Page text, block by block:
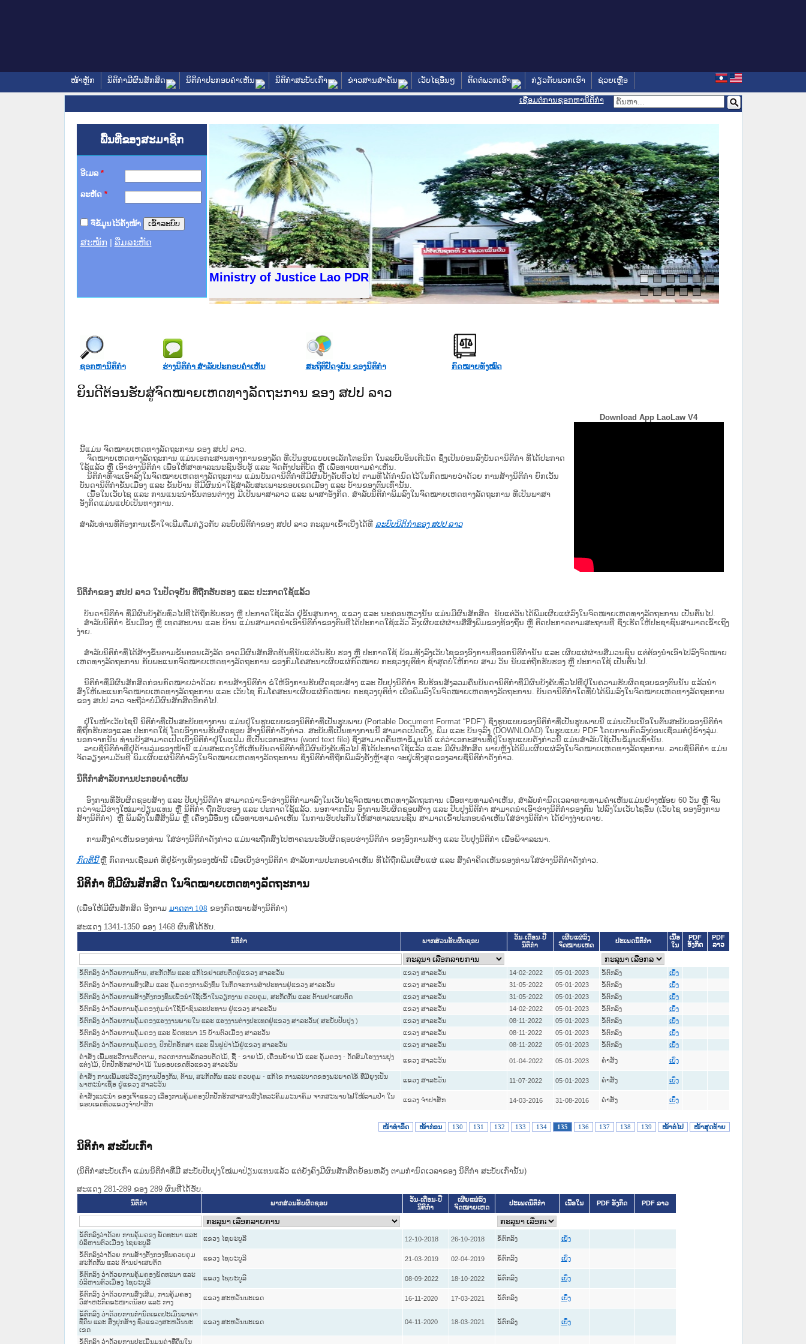
ໜ້າຫຼັກ ນິຕິກໍາມີຜົນສັກສິດ ນິຕິກໍາປະກອບຄໍາເຫັນ ນິຕິກໍາສະບັບເກົ່າ ຂ່າວສານສໍາຄັນ ເວັບໄຊອື່ນໆ ຕິດຕໍ່ພວກເຮົາ ກ່ຽວກັບພວກເຮົາ ຊ່ວຍເຫຼືອ
ເຊື່ອມຕໍ່ການຊອກຫານິຕິກຳ
ພື້ນທີ່ຂອງສະມາຊິກ
ອີເມລ *
ລະຫັດ *
ຈື່ຂໍ້ມູນໄວ້ຄັ້ງໜ້າ
ສະໝັກ ລືມລະຫັດ
Ministry of Justice Lao PDR
ານສະພາປະຊາຊົນ ພາກເໜືອ
ທາງລັດຖະການ
ສຳລັບ ພາກກາງ
ສຳລັບ ພາກໃຕ້
ວິທະຍາຄານຕຳຫຼວດປະຊາຊົນ
ວິທະຍາຄານສັນຕິບານປະຊາຊົນ
ຂັ້ນແຂວງພາກເໜືອ
ານສະພາປະຊາຊົນ ພາກກາງ
ຊອກຫານິຕິກໍາ ຮ່າງນິຕິກໍາ ສໍາລັບປະກອບຄໍາເຫັນ ສະຖິຕິປັດຈຸບັນ ຂອງນິຕິກໍາ ກົດໝາຍທັງໝົດ
ຍິນດີຕ້ອນຮັບສູ່ຈົດໝາຍເຫດທາງລັດຖະການ ຂອງ ສປປ ລາວ
ນີ້ແມ່ນ ຈົດໝາຍເຫດທາງລັດຖະການ ຂອງ ສປປ ລາວ.
ຈົດໝາຍເຫດທາງລັດຖະການ ແມ່ນ​ເອ​ກະ​ສານ​ທາງ​ການ​ຂອງ​ລັດ ທີ່​ເປັນ​ຮູບ​ແບບ​ເອ​ເລັກ​ໂຕ​ຣ​ນິກ ໃນ​ລະ​ບົບ​ອິນ​ເຕີ​ເນັດ ຊຶ່ງ​ເປັນ​ບ່ອນ​ລົງ​ບັນ​ດາ​ນິ​ຕິ​ກຳ ທີ່ໄດ້ປະກາດ
ໃຊ້ແລ້ວ ຫຼື ເອົາຮ່າງນິຕິກໍາ ເພື່ອໃຫ້​ສາ​ທາ​ລະ​ນະ​ຊົນ​ຮັບ​ຮູ້ ແລະ ຈັດ​ຕັ້ງ​ປະ​ຕິ​ບັດ ຫຼື ເພື່ອທາບທາມຄໍາເຫັນ.
ນິ​ຕິ​ກຳ​ທີ່​ຈະ​ເອົາ​ລົງ​ໃນ​ຈົດ​ໝາຍ​ເຫດ​ທາງ​ລັດ​ຖະ​ການ ​ແມ່ນ​ບັນ​ດາ​ນິ​ຕິ​ກຳ​ທີ່​ມີ​ຜົນ​ບັງ​ຄັບ​ທົ່ວ​ໄປ ຕາມ​ທີ່​ໄດ້​ກຳ​ນົດ​ໄວ້​ໃນ​ກົດ​ໝາຍ​ວ່າ​ດ້ວຍ​ ການ​ສ້າງ​ນິ​ຕິ​ກຳ ຍົກ​ເວັ້ນ​
ບັນ​ດານິ​ຕິ​ກຳ​ຂັ້ນ​ເມືອງ ແລະ ຂັ້ນ​ບ້ານ ​ທີ່​ມີ​ຜົນ​ນຳ​ໃຊ້​ສຳ​ລັບ​ສະ​ເພາະ​ຂອບ​ເຂດ​ເມືອງ ແລະ ບ້ານ​ຂອງ​ຕົນ​ເທົ່າ​ນັ້ນ.
ເນື້ອໃນ​ເວັບ​ໄຊ​ ແລະ ການແນະນໍາຂັ້ນຕອນຕ່າງໆ ມີເປັນພາສາລາວ ແລະ ພາສາອັງກິດ. ສໍາລັບນິຕິກຳພິມລົງໃນຈົດໝາຍເຫດທາງລັດຖະການ ທີ່ເປັນພາສາ
ອັງກິດແມ່ນແປບໍ່ເປັນທາງການ.
ສໍາລັບທ່ານທີ່ຕ້ອງການເຂົ້າໃຈເພີ່ມຕື່ມກ່ຽວກັບ ລະບົບນິຕິກຳຂອງ ສປປ ລາວ ກະລຸນາເຂົ້າເບີ່ງໄດ້ທີ່ ລະບົບນິຕິກຳຂອງ ສປປ ລາວ
Download App LaoLaw V4
ນິຕິກຳຂອງ ສປປ ລາວ ໃນປັດຈຸບັນ ທີ່ຖືກ​ຮັບ​ຮອງ ແລະ ປະກາດໃຊ້ແລ້ວ
ບັນດານິຕິກໍາ ທີ່ມີຜົນບັງຄັບທົ່ວໄປທີ່ໄດ້ຖືກ​ຮັບ​ຮອງ ຫຼື ປະກາດໃຊ້ແລ້ວ ຢູ່ຂັ້ນ​ສູນ​ກາງ, ແຂວງ ແລະ ນະຄອນຫຼວງນັ້ນ ແມ່ນມີຜົນສັກສິດ ນັບ​ແຕ່​ວັນໄດ້ພິມເຜີຍແຜ່ລົງໃນຈົດໝາຍເຫດທາງລັດຖະການ ເປັນ​ຕົ້ນ​ໄປ.
ສຳລັບນິ​ຕິ​ກຳ ຂັ້ນເມືອງ ຫຼື ເທດ​ສະ​ບານ ແລະ ບ້ານ ແມ່ນສາມາດນຳເອົານິຕິກຳຂອງຕົນທີ່ໄດ້ປະກາດໃຊ້ແລ້ວ ລົງ​ເຜີຍແຜ່​ຜ່ານ​ສື່ສິ່ງພິມຂອງທ້ອງຖິ່ນ ຫຼື ຕິດປະກາດຕາມສະຖານທີ່ ຊຶ່ງເຮັດໃຫ້ປະຊາຊົນສາມາດເຂົ້າເຖິງ
ງ່າຍ.
ສໍາລັບນິຕິກໍາທີ່ໄດ້ສ້າງຂຶ້ນຕາມຂັ້ນຕອນເລັ່ງລັດ ອາດມີຜົນສັກສິດທັນທີນັບແຕ່ວັນຮັບ ຮອງ ຫຼື ປະກາດໃຊ້ ພ້ອມທັງລົງເວັບໄຊຂອງອົງການທີ່ອອກນິຕິກໍານັ້ນ ແລະ ເຜີຍແຜ່ຜ່ານສື່ມວນຊົນ ແຕ່ຕ້ອງນໍາເອົາໄປລົງຈົດໝາຍ
ເຫດທາງລັດຖະການ ກັບ​ພະແນກຈົດ​ໝາຍ​ເຫດ​ທາງ​ລັດ​ຖະ​ການ​ ຂອງກົມໂຄສະນາເຜີຍແຜ່ກົດໝາຍ ກະຊວງຍຸຕິທໍາ ຊ້າສຸດບໍ່ໃຫ້ກາຍ ສາມ ວັນ ນັບແຕ່ຖືກຮັບຮອງ ຫຼື ປະກາດໃຊ້ ເປັນຕົ້ນໄປ.
ນິ​ຕິ​ກຳ​ທີ່​ມີ​ຜົນ​ສັກ​ສິດ​ກ່ອນ​ກົດ​ໝາຍ​ວ່າ​ດ້ວຍ​ ການ​ສ້າງ​ນິ​ຕິ​ກຳ ຂໍໃຫ້ອົງ​ການ​ຮັບ​ຜິດ​ຊອບ​ສ້າງ ແລະ ປັບ​ປຸງນິ​ຕິ​ກຳ ຮີບຮ້ອນສັງລວມຄືນບັນດານິຕິກໍາທີ່ມີຜົນບັງຄັບທົ່ວໄປທີ່ຢູ່ໃນຄວາມຮັບຜິດຊອບຂອງຕົນນັ້ນ ແລ້ວນໍາ
ສົ່ງໃຫ້​ພະແນກຈົດ​ໝາຍ​ເຫດ​ທາງ​ລັດ​ຖະ​ການ ແລະ ເວັບໄຊ​ ກົມໂຄສະນາເຜີຍແຜ່ກົດໝາຍ ກະຊວງຍຸຕິທໍາ ເພື່ອພິມລົງໃນຈົດໝາຍເຫດທາງລັດຖະການ. ບັນ​ດາ​ນິ​ຕິ​ກຳ​ໃດ​ທີ່ບໍ່​ໄດ້​ພິມ​ລົງ​ໃນ​ຈົດ​ໝາຍ​ເຫດ​ທາງ​ລັດ​ຖະ​ການ
ຂອງ ສປ​ປ ລາວ ​ຈະຖື​ວ່າບໍ່​ມີ​ຜົນ​ສັກ​ສິດ​ອີກ​ຕໍ່​ໄປ.
ຢູ່ໃນໜ້າ​ເວັບ​ໄຊ​ນີ້ ນິຕິກຳທີ່ເປັນສະບັບທາງການ ແມ່ນຢູ່ໃນຮູບແບບຂອງນິຕິກໍາທີ່ເປັນຮູບພາບ (Portable Document Format “PDF”) ຊຶ່ງຮູບແບບຂອງນິຕິກໍາທີ່ເປັນຮູບພາບນີ້ ແມ່ນເປັນເນື້ອໃນຕົ້ນສະບັບຂອງນິຕິກໍາ
ທີ່ຖືກຮັບຮອງແລະ ປະກາດໃຊ້ ໂດຍອົງການຮັບຜິດຊອບ ສ້າງນິຕິກຳດັ່ງກ່າວ. ສະບັບທີ່ເປັນທາງການນີ້ ສາມາດເປີດເບິ່ງ, ພິມ ແລະ ບັນຈຸລົງ (DOWNLOAD) ໃນຮູບແບບ PDF ໂດຍການກົດລົງບ່ອນເຊື່ອມຕໍ່ຢູ່ຂ້າງລຸ່ມ.
ນອກຈາກນັ້ນ ທ່ານຍັງສາມາດເປີດເບິ່ງນິຕິກຳຢູ່ໃນແຟ້ມ ທີ່ເປັນເອກະສານ (word text file) ຊຶ່ງສາມາດຄົ້ນຫາຂໍ້ມູນໄດ້ ແຕ່ວ່າເອກະສານທີ່ຢູ່ໃນຮູບແບບດັ່ງກ່າວນີ້ ແມ່ນສຳລັບໃຊ້ເປັນຂໍ້ມູນເທົ່ານັ້ນ.
ລາຍຊື່ນິຕິກຳທີ່ຢູ່ດ້ານລຸ່ມຂອງໜ້ານີ້ ແມ່ນສະແດງໃຫ້ເຫັນບັນດານິຕິກຳທີ່ມີຜົນບັງຄັບທົ່ວໄປ ທີ່ໄດ້ປະກາດໃຊ້ແລ້ວ ແລະ ມີຜົນສັກສິດ ພາຍຫຼັງໄດ້ພິມເຜີຍແຜ່ລົງໃນຈົດໝາຍເຫດທາງລັດຖະການ. ລາຍຊື່ນິຕິກຳ ແມ່ນ
ຈັດລຽງຕາມວັນທີ ພິມເຜີຍແຜ່ນິຕິກຳລົງໃນຈົດໝາຍເຫດທາງລັດຖະການ ຊຶ່ງນິຕິກຳທີ່ຖືກພິມລົງຄັ້ງຫຼ້າສຸດ ຈະຢູ່ເທິງສຸດຂອງລາຍຊື່ນິຕິກໍາດັ່ງກ່າວ.
ນິຕິກຳສຳລັບການປະກອບຄຳເຫັນ
ອົງການທີ່ຮັບຜິດຊອບສ້າງ ແລະ ປັບປຸງນິຕິກຳ ສາມາດນຳເອົາຮ່າງນິຕິກຳມາລົງໃນ​ເວັບ​ໄຊຈົດໝາຍເຫດທາງລັດຖະການ ເພື່ອທາບທາມຄຳເຫັນ, ສໍາລັບກໍານົດເວລາທາບທາມຄໍາເຫັນແມ່ນຢ່າງໜ້ອຍ 60 ວັນ ຫຼື ຈົນ
ກວ່າຈະມີຮ່າງໃໝ່ມາປ່ຽນແທນ ຫຼື ນິຕິກໍາ ຖືກຮັບຮອງ ແລະ ປະກາດໃຊ້ແລ້ວ. ນອກຈາກນັ້ນ ອົງການຮັບຜິດຊອບສ້າງ ແລະ ປັບປຸງນິຕິກໍາ ສາມາດນຳເອົາຮ່າງນິຕິກຳຂອງຕົນ ໄປລົງໃນ​ເວັບ​ໄຊ​ອື່ນ (ເວັບ​ໄຊ​ ຂອງອົງການ
ສ້າງນິຕິກຳ) ຫຼື ພິມລົງໃນສື່ສິ່ງພິມ ຫຼື ເຄື່ອງມືອື່ນໆ ເພື່ອທາບທາມຄໍາເຫັນ ໃນການຮັບປະກັນໃຫ້ສາທາລະນະຊົນ ສາມາດເຂົ້າປະກອບຄໍາເຫັນໃສ່ຮ່າງນິຕິກຳ ໄດ້ຢ່າງງ່າຍດາຍ.
ການສົ່ງຄໍາເຫັນຂອງທ່ານ ໃສ່ຮ່າງນິຕິກຳດັ່ງກ່າວ ແມ່ນຈະຖືກສົ່ງໄປຫາຄະນະຮັບຜິດຊອບຮ່າງນິຕິກຳ ຂອງອົງການສ້າງ ແລະ ປັບປຸງນິຕິກຳ ເພື່ອພິຈາລະນາ.
ກົດທີ່ນີ້ ຫຼື ກົດການເຊື່ອມຕໍ່ ທີ່ຢູ່ຂ້າງເທີງຂອງໜ້ານີ້ ເພື່ອເບີ່ງຮ່າງນິຕິກໍາ ສໍາລັບການປະກອບຄຳເຫັນ ທີ່ໄດ້ຖືກພີມເຜີຍແຜ່ ແລະ ສົ່ງຄຳຄິດເຫັນຂອງທ່ານໃສ່ຮ່າງນິຕິກຳດັ່ງກ່າວ.
ນິຕິກໍາ ທີ່ມີຜົນສັກສິດ ໃນຈົດໝາຍເຫດທາງລັດຖະການ
(ເພື່ອໃຫ້ມີຜົນສັກສິດ ອີງຕາມ ມາດ​ຕາ 108 ຂອງກົດໝາຍສ້າງນິຕິກໍາ)
ສະແດງ 1341-1350 ຂອງ 1468 ຜົນທີ່ໄດ້ຮັບ.
ນິຕິກໍາ ພາກສ່ວນຮັບຜິດຊອບ
ວັນ-ເດືອນ-ປີ
ນິຕິກໍາ
ເຜີຍແຜ່ລົງ
ຈົດໝາຍເຫດ
ປະເພດນິຕິກຳ
ເນື້ອ
ໃນ
PDF
ອັງກິດ
PDF
ລາວ
ຂໍ້ຕົກລົງ ວ່າດ້ວຍການຕ້ານ, ສະກັດກັ້ນ ແລະ ແກ້ໄຂຢາເສບຕິດຢູ່ແຂວງ ສາລະວັນ ແຂວງ ສາລະວັນ 14-02-2022 05-01-2023 ຂໍ້ຕົກລົງ ເບິ່ງ
ຂໍ້ຕົກລົງ ວ່າດ້ວຍການສົ່ງເສີມ ແລະ ຄຸ້ມຄອງການລົງທຶນ ໃນກິດຈະການສຳປະທານຢູ່ແຂວງ ສາລະວັນ ແຂວງ ສາລະວັນ 31-05-2022 05-01-2023 ຂໍ້ຕົກລົງ ເບິ່ງ
ຂໍ້ຕົກລົງ ວ່າດ້ວຍການສ້າງຕັ້ງກອງທຶນເພື່ອນຳໃຊ້ເຂົ້າໃນວຽກງານ ຄວບຄຸມ, ສະກັດກັ້ນ ແລະ ຕ້ານຢາເສບຕິດ ແຂວງ ສາລະວັນ 31-05-2022 05-01-2023 ຂໍ້ຕົກລົງ ເບິ່ງ
ຂໍ້ຕົກລົງ ວ່າດ້ວຍການຄຸ້ມຄອງກຸ່ມນຳໃຊ້ນໍ້າຊົນລະປະທານ ຢູ່ແຂວງ ສາລະວັນ ແຂວງ ສາລະວັນ 14-02-2022 05-01-2023 ຂໍ້ຕົກລົງ ເບິ່ງ
ຂໍ້ຕົກລົງ ວ່າດ້ວຍການຄຸ້ມຄອງແຮງງານພາຍໃນ ແລະ ແຮງງານຕ່າງປະເທດຢູ່ແຂວງ ສາລະວັນ( ສະບັບປັບປຸງ ) ແຂວງ ສາລະວັນ 08-11-2022 05-01-2023 ຂໍ້ຕົກລົງ ເບິ່ງ
ຂໍ້ຕົກລົງ ວ່າດ້ວຍການຄຸ້ມຄອງ ແລະ ພັດທະນາ 15 ບ້ານຕົວເມືອງ ສາລະວັນ ແຂວງ ສາລະວັນ 08-11-2022 05-01-2023 ຂໍ້ຕົກລົງ ເບິ່ງ
ຂໍ້ຕົກລົງ ວ່າດ້ວຍການຄຸ້ມຄອງ, ປົກປັກຮັກສາ ແລະ ຟື້ນຟູປ່າໄມ້ຢູ່ແຂວງ ສາລະວັນ ແຂວງ ສາລະວັນ 08-11-2022 05-01-2023 ຂໍ້ຕົກລົງ ເບິ່ງ
ຄຳສັ່ງ ເພີ້ມທະວີການຕິດຕາມ, ກວດກາການລັກລອບຕັດໄມ້, ຊື້ - ຂາຍໄມ້, ເຄື່ອນຍ້າຍໄມ້ ແລະ ຄຸ້ມຄອງ - ດັດສົມໂຮງງານປຸງ
ແຕ່ງໄມ້, ປົກປັກຮັກສາປ່າໄມ້ ໃນຂອບເຂດທົ່ວແຂວງ ສາລະວັນ
ແຂວງ ສາລະວັນ 01-04-2022 05-01-2023 ຄໍາສັ່ງ ເບິ່ງ
ຄຳສັ່ງ ການເພີ້ມທະວີວຽກງານປ້ອງກັນ, ຕ້ານ, ສະກັດກັ້ນ ແລະ ຄວບຄຸມ - ແກ້ໄຂ ການລະບາດຂອງພະຍາດໄຂ້ ທີ່ມີຍຸງເປັນ
ພາຫະນຳເຊື້ອ ຢູ່ແຂວງ ສາລະວັນ
ແຂວງ ສາລະວັນ 11-07-2022 05-01-2023 ຄໍາສັ່ງ ເບິ່ງ
ຄຳສັ່ງແນະນຳ ຂອງເຈົ້າແຂວງ ເລື່ອງການຄຸ້ມຄອງປົກປັກຮັກສາສານສົ່ງໂທລະຄົມມະນາຄົມ ຈາກສະພາບໄຟໃໝ້ລາມປ່າ ໃນ
ຂອບເຂດທົ່ວແຂວງຈຳປາສັກ
ແຂວງ ຈໍາປາສັກ 14-03-2016 31-08-2016 ຄໍາສັ່ງ ເບິ່ງ
ໜ້າທໍາອິດ ໜ້າກ່ອນ 130 131 132 133 134 135 136 137 138 139 ໜ້າຕໍ່ໄປ ໜ້າສຸດທ້າຍ
ນິຕິກໍາ ສະບັບເກົ່າ
(ນິຕິກໍາສະບັບເກົ່າ ແມ່ນນິຕິກໍາທີ່ມີ ສະບັບປັບປຸງໃໝ່ມາປ່ຽນແທນແລ້ວ ແຕ່ຍັງຄົງມີຜົນສັກສິດຍ້ອນຫລັງ ຕາມກໍານົດເວລາຂອງ ນິຕິກໍາ ສະບັບເກົ່ານັ້ນ)
ສະແດງ 281-289 ຂອງ 289 ຜົນທີ່ໄດ້ຮັບ.
ນິຕິກໍາ ພາກສ່ວນຮັບຜິດຊອບ
ວັນ-ເດືອນ-ປີ
ນິຕິກໍາ
ເຜີຍແຜ່ລົງ
ຈົດໝາຍເຫດ
ປະເພດນິຕິກຳ ເນື້ອໃນ PDF ອັງກິດ PDF ລາວ
ຂໍ້ຕົກລົງວ່າດ້ວຍ ການຄຸ້ມຄອງ ພັດທະນາ ແລະ
ບໍລິຫານຕົວເມືອງ ໄຊຍະບູລີ
ແຂວງ ໄຊຍະບູລີ 12-10-2018 26-10-2018 ຂໍ້ຕົກລົງ ເບິ່ງ
ຂໍ້ຕົກລົງວ່າດ້ວຍ ການສ້າງຕັ້ງກອງທຶນຄວບຄຸມ
ສະກັດກັ້ນ ແລະ ຕ້ານຢາເສບຕິດ
ແຂວງ ໄຊຍະບູລີ 21-03-2019 02-04-2019 ຂໍ້ຕົກລົງ ເບິ່ງ
ຂໍ້ຕົກລົງ ວ່າດ້ວຍການຄຸ້ມຄອງພັດທະນາ ແລະ
ບໍລິຫານຕົວເມືອງ ໄຊຍະບູລີ
ແຂວງ ໄຊຍະບູລີ 08-09-2022 18-10-2022 ຂໍ້ຕົກລົງ ເບິ່ງ
ຂໍ້ຕົກລົງ ວ່າດ້ວຍການສົ່ງເສີມ, ການຄຸ້ມຄອງ
ວິສາຫະກິດຂະໜາດນ້ອຍ ແລະ ກາງ
ແຂວງ ສະຫວັນນະເຂດ 16-11-2020 17-03-2021 ຂໍ້ຕົກລົງ ເບິ່ງ
ຂໍ້ຕົກລົງ ວ່າດ້ວຍການກໍານົດເຂດປະເມີນລາຄາ
ທີ່ດິນ ແລະ ສິ່ງປຸກສ້າງ ທົ່ວແຂວງສະຫວັນນະ
ເຂດ
ແຂວງ ສະຫວັນນະເຂດ 04-11-2020 18-03-2021 ຂໍ້ຕົກລົງ ເບິ່ງ
ຂໍ້ຕົກລົງ ວ່າດ້ວຍການປະເມີນມູນຄ່າທີ່ດິນໃນ